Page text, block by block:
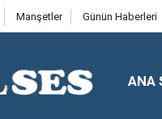
Manşetler Günün Haberleri
ANA